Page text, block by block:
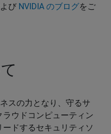
び NVIDIA のブログをご
スの力となり、守るサ
ウドコンピューティン
ドするセキュリティソ